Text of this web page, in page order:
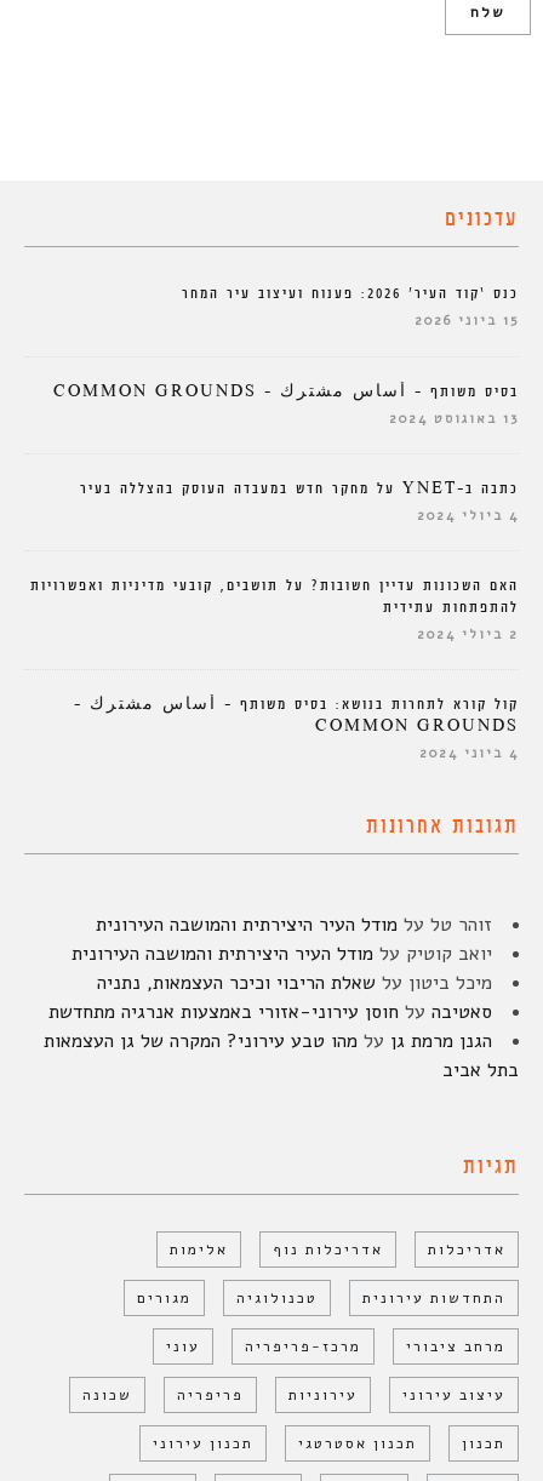
עדכונים
כנס ‘קוד העיר’ 2026: פענוח ועיצוב עיר המחר
15 ביוני 2026
בסיס משותף – أساس مشترك – COMMON GROUNDS
13 באוגוסט 2024
כתבה ב-YNET על מחקר חדש במעבדה העוסק בהצללה בעיר
4 ביולי 2024
האם השכונות עדיין חשובות? על תושבים, קובעי מדיניות ואפשרויות
להתפתחות עתידית
2 ביולי 2024
קול קורא לתחרות בנושא: בסיס משותף – أساس مشترك –
COMMON GROUNDS
4 ביוני 2024
תגובות אחרונות
זוהר טל על מודל העיר היצירתית והמושבה העירונית
יואב קוטיק על מודל העיר היצירתית והמושבה העירונית
מיכל ביטון על שאלת הריבוי וכיכר העצמאות, נתניה
סאטיבה על חוסן עירוני-אזורי באמצעות אנרגיה מתחדשת
הגנן מרמת גן על מהו טבע עירוני? המקרה של גן העצמאות
בתל אביב
תגיות
אדריכלות אדריכלות נוף אלימות
התחדשות עירונית טכנולוגיה מגורים
מרחב ציבורי מרכז-פריפריה עוני
עיצוב עירוני עירוניות פריפריה שכונה
תכנון תכנון אסטרטגי תכנון עירוני